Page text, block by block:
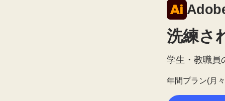
洗練さ
学生・教職員
年間プラン(月